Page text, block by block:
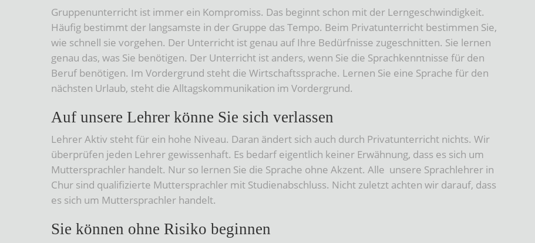
Gruppenunterricht ist immer ein Kompromiss. Das beginnt schon mit der Lerngeschwindigkeit.
Häufig bestimmt der langsamste in der Gruppe das Tempo. Beim Privatunterricht bestimmen Sie,
wie schnell sie vorgehen. Der Unterricht ist genau auf Ihre Bedürfnisse zugeschnitten. Sie lernen
genau das, was Sie benötigen. Der Unterricht ist anders, wenn Sie die Sprachkenntnisse für den
Beruf benötigen. Im Vordergrund steht die Wirtschaftssprache. Lernen Sie eine Sprache für den
nächsten Urlaub, steht die Alltagskommunikation im Vordergrund.
Auf unsere Lehrer könne Sie sich verlassen
Lehrer Aktiv steht für ein hohe Niveau. Daran ändert sich auch durch Privatunterricht nichts. Wir
überprüfen jeden Lehrer gewissenhaft. Es bedarf eigentlich keiner Erwähnung, dass es sich um
Muttersprachler handelt. Nur so lernen Sie die Sprache ohne Akzent. Alle unsere Sprachlehrer in
Chur sind qualifizierte Muttersprachler mit Studienabschluss. Nicht zuletzt achten wir darauf, dass
es sich um Muttersprachler handelt.
Sie können ohne Risiko beginnen